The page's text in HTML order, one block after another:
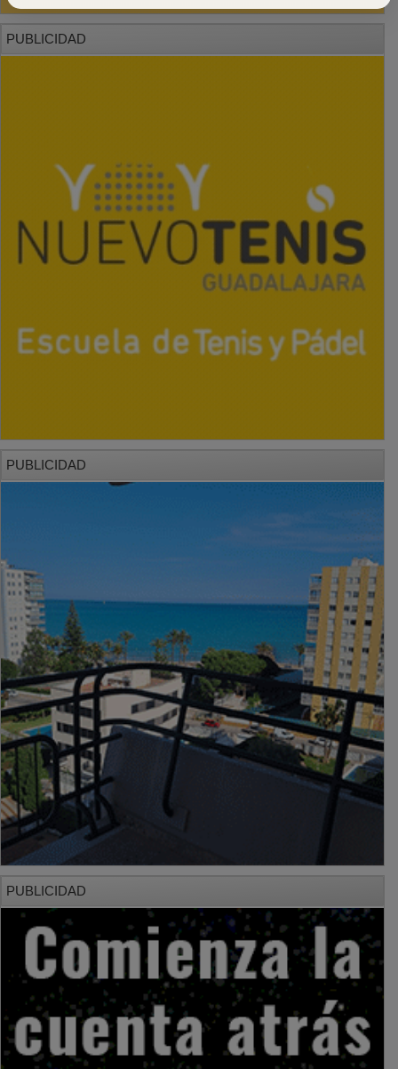
PUBLICIDAD